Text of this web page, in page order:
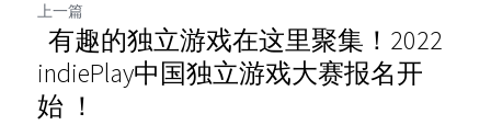
上一篇
有趣的独立游戏在这里聚集！2022
indiePlay中国独立游戏大赛报名开
始 ！